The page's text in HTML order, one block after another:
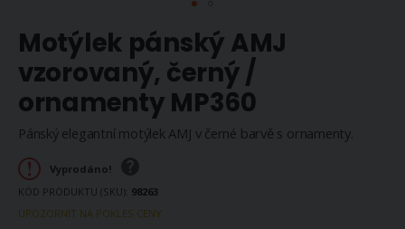
na
začátek
galerie
s
obrázky
Motýlek pánský AMJ
vzorovaný, černý /
ornamenty MP360
Pánský elegantní motýlek AMJ v černé barvě s ornamenty.
Vyprodáno!
KÓD PRODUKTU (SKU) 98263
UPOZORNIT NA POKLES CENY